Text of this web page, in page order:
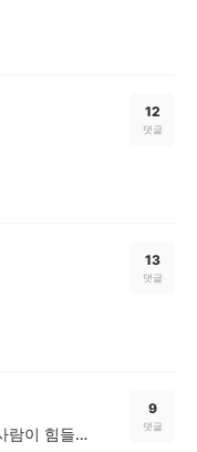
12
댓글
13
댓글
음식물쓰레기 처리 대강하면 같은 동네 사람이 힘들어요
9
댓글